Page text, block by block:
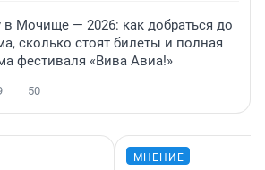
Мочище — 2026: как добраться до
сколько стоят билеты и полная
фестиваля «Вива Авиа!»
50
МНЕНИЕ